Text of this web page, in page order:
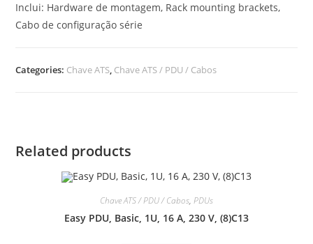
Inclui: Hardware de montagem, Rack mounting brackets,
Cabo de configuração série
Categories: Chave ATS, Chave ATS / PDU / Cabos
Related products
Chave ATS / PDU / Cabos, PDUs
Easy PDU, Basic, 1U, 16 A, 230 V, (8)C13